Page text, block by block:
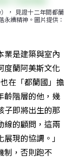
， 見證十二年間都蘭
永續精神。圖片提供：
業是建築與室內
度蘭阿美斯文化
在「都蘭國」擔
齡階層的他，幾
子即將出生的那
線的顧問，這兩
現的協調。」
制，否則跑不